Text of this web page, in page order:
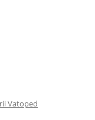
Vatoped